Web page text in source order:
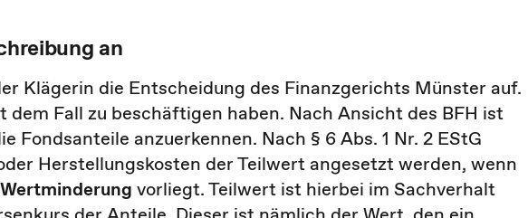
an
Klägerin die Entscheidung des Finanzgerichts Münster auf.
dem Fall zu beschäftigen haben. Nach Ansicht des BFH ist
Fondsanteile anzuerkennen. Nach § 6 Abs. 1 Nr. 2 EStG
Herstellungskosten der Teilwert angesetzt werden, wenn
vorliegt. Teilwert ist hierbei im Sachverhalt